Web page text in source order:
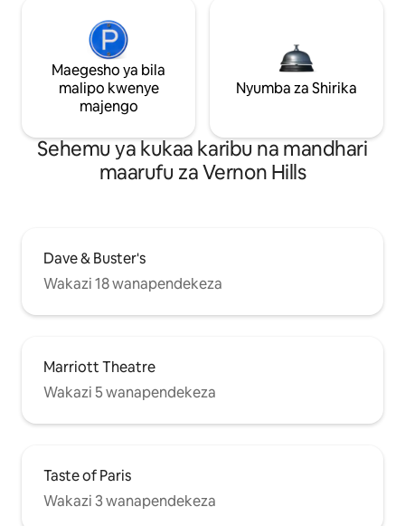
Maegesho ya bila
malipo kwenye
majengo
Nyumba za Shirika
Sehemu ya kukaa karibu na mandhari
maarufu za Vernon Hills
Dave & Buster's
Wakazi 18 wanapendekeza
Marriott Theatre
Wakazi 5 wanapendekeza
Taste of Paris
Wakazi 3 wanapendekeza